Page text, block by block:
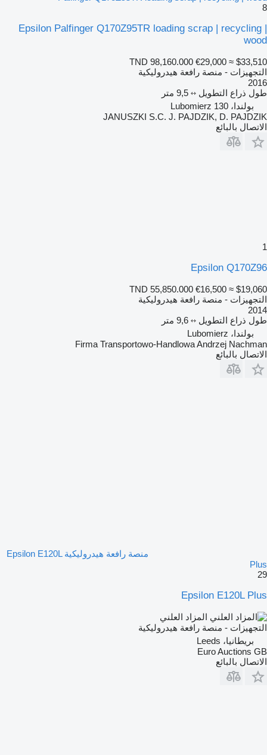
8
Epsilon Palfinger Q170Z95TR loading scrap | recycling |
wood
TND 98,160.000 €29,000 ≈ $33,510
التجهيزات - منصة رافعة هيدروليكية
2016
طول ذراع التطويل
9,5 متر
بولندا، Lubomierz 130
JANUSZKI S.C. J. PAJDZIK, D. PAJDZIK
الاتصال بالبائع
1
Epsilon Q170Z96
TND 55,850.000 €16,500 ≈ $19,060
التجهيزات - منصة رافعة هيدروليكية
2014
طول ذراع التطويل
9,6 متر
بولندا، Lubomierz
Firma Transportowo-Handlowa Andrzej Nachman
الاتصال بالبائع
منصة رافعة هيدروليكية Epsilon E120L
Plus
29
Epsilon E120L Plus
المزاد العلني
التجهيزات - منصة رافعة هيدروليكية
بريطانيا، Leeds
Euro Auctions GB
الاتصال بالبائع